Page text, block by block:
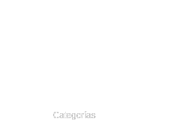
Categorías